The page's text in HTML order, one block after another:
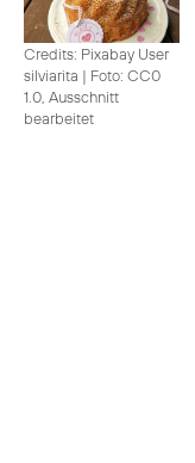
Credits: Pixabay User
silviarita | Foto: CC0
1.0, Ausschnitt
bearbeitet